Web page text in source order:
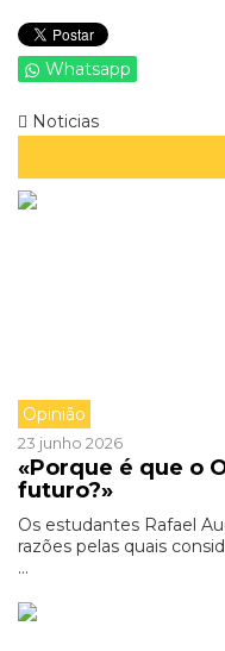
Whatsapp
Noticias
Opinião
23 junho 2026
«Porque é que o
futuro?»
Os estudantes Rafael
razões pelas quais
...